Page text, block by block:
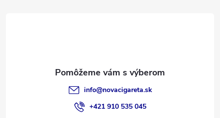
info@novacigareta.sk
+421 910 535 045